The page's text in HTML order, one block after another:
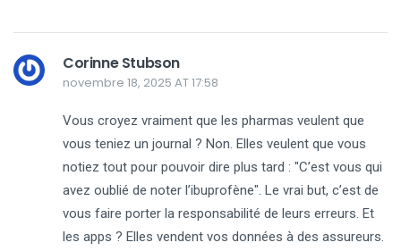
Corinne Stubson
novembre 18, 2025 AT 17:58
Vous croyez vraiment que les pharmas veulent que
vous teniez un journal ? Non. Elles veulent que vous
notiez tout pour pouvoir dire plus tard : "C’est vous qui
avez oublié de noter l’ibuprofène". Le vrai but, c’est de
vous faire porter la responsabilité de leurs erreurs. Et
les apps ? Elles vendent vos données à des assureurs.